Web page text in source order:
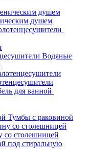
душем
Водяные
для ванной
Тумбы с раковиной
со столешницей